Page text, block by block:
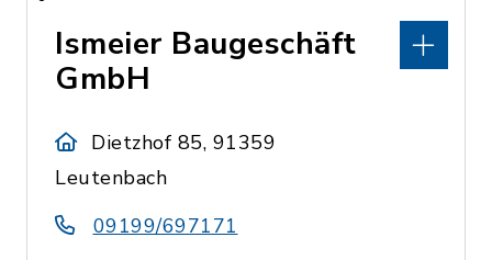
Ismeier Baugeschäft
GmbH
Dietzhof 85, 91359
Leutenbach
09199/697171